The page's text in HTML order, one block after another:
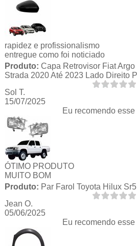
rapidez e profissionalismo
entregue como foi noticiado
Produto: Capa Retrovisor Fiat
Strada 2020 Até 2023 Lado Direito
Sol T.
15/07/2025
Eu recomendo esse
ÓTIMO PRODUTO
MUITO BOM
Produto: Par Farol Toyota Hilux
Jean O.
05/06/2025
Eu recomendo esse